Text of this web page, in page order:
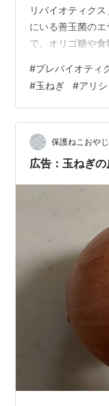
リバイオティク
にいる善玉菌の
で、オリゴ糖や
た、玉ねぎのアリ
をサラサラにして
ルセチンを多く
うでない人に比
という研究報告*
報大学、岐阜大
#プレバイオティ
#玉ねぎ #アリ
保護ねこおや
広告：玉ねぎ